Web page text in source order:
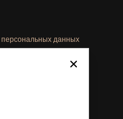
персональных данных